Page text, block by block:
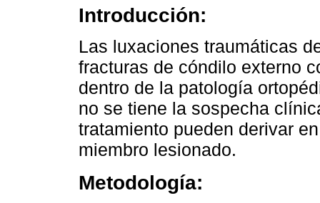
Introducción:
Las luxaciones traumáticas
fracturas de cóndilo externo
dentro de la patología
no se tiene la sospecha
tratamiento pueden derivar
miembro lesionado.
Metodología: